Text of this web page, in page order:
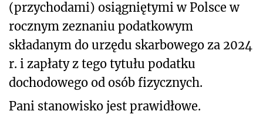
(przychodami) osiągniętymi w Polsce w
rocznym zeznaniu podatkowym
składanym do urzędu skarbowego za 2024
r. i zapłaty z tego tytułu podatku
dochodowego od osób fizycznych.
Pani stanowisko jest prawidłowe.